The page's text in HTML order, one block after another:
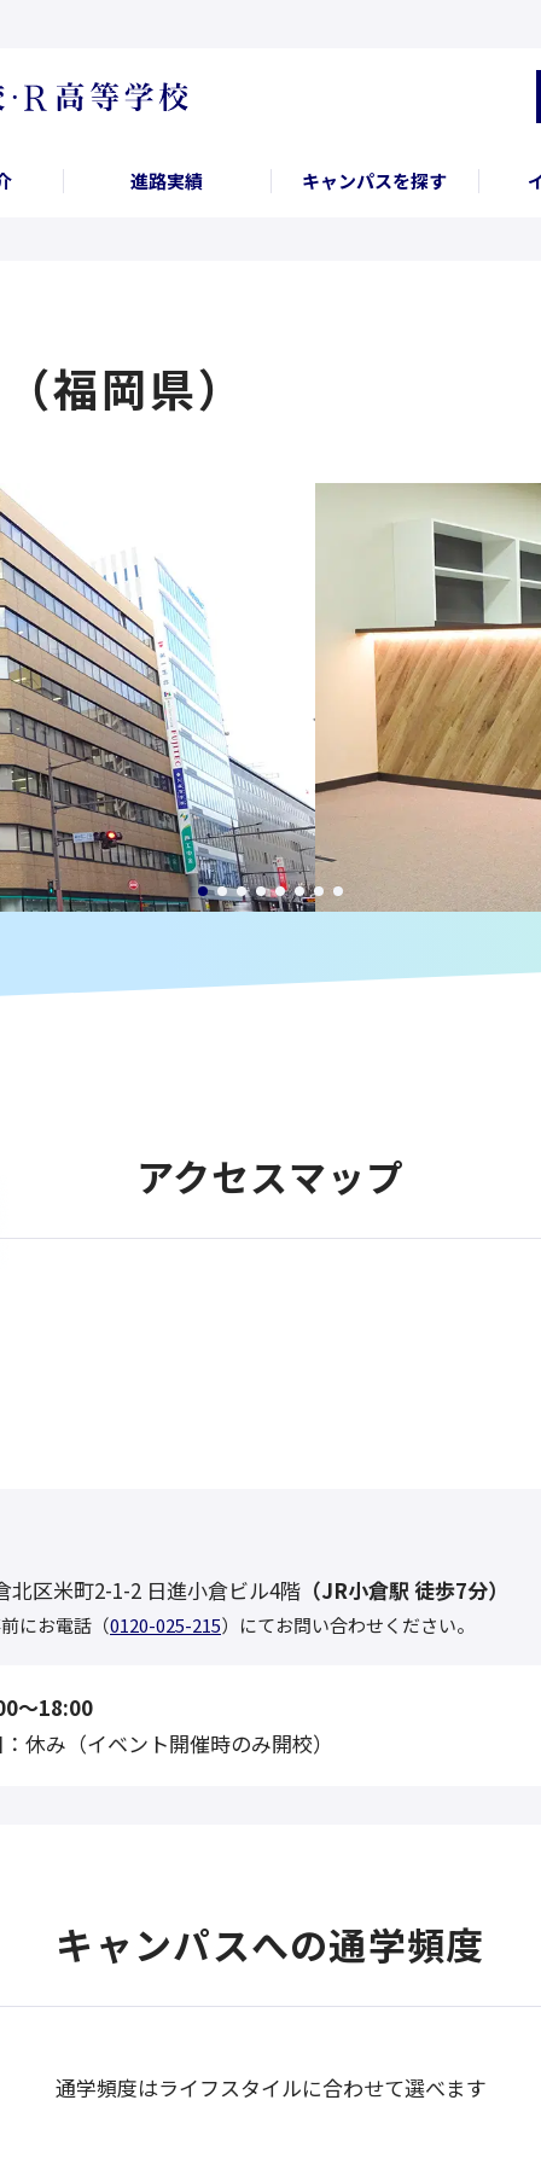
進路実績 キャンパスを探す
福岡県）
アクセスマップ
北区米町2-1-2 日進小倉ビル4階 （JR小倉駅 徒歩7分）
にお電話（0120-025-215）にてお問い合わせください。
〜18:00
休み（イベント開催時のみ開校）
キャンパスへの通学頻度
通学頻度はライフスタイルに合わせて選べます